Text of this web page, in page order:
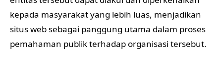
kepada masyarakat yang lebih luas, menjadikan
situs web sebagai panggung utama dalam proses
pemahaman publik terhadap organisasi tersebut.